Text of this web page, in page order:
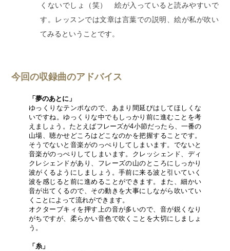
くないでしょ（笑） 絵が入っていると読みやすいで
す。レッスンでは文章は言葉での説明、絵が私が吹い
てみるということです。
今回の収録曲のアドバイス
「夢のあとに」
ゆっくりなテンポなので、あまり間延びはしてほしくな
いですね。ゆっくりな中でもしっかり前に進むことを考
えましょう。たとえばフレーズが4小節だったら、一番の
山場、聴かせどころはどこなのかを把握することです。
そうでないと音楽がのっぺりしてしまいます。でないと
音楽がのっぺりしてしまいます。クレッシェンド、ディ
クレシェンドがあり、フレーズの山のところにしっかり
波がくるようにしましょう。手前に来る波と引いていく
波を感じると前に進めることができます。また、細かい
音が出てくるので、その動きを大事にしながら吹いてい
くことによって流れができます。
オクターブキィを押す上の音が多いので、音が鋭くなり
がちですが、柔らかい音色で吹くことを大切にしましょ
う。
「糸」